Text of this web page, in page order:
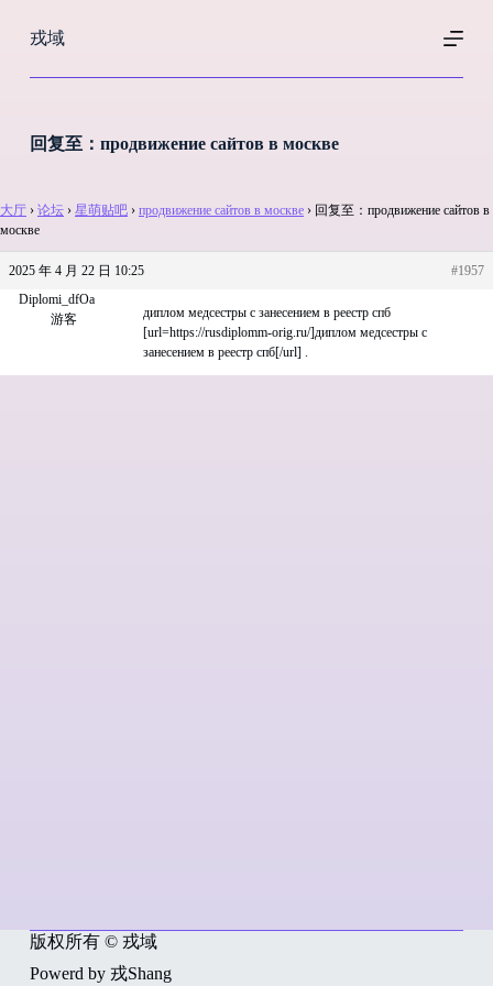
过
戎域
回复至：продвижение сайтов в москве
大厅 › 论坛 › 星萌贴吧 › продвижение сайтов в москве › 回复至：продвижение сайтов в
москве
2025 年 4 月 22 日 10:25
#1957
Diplomi_dfOa
游客
диплом медсестры с занесением в реестр спб
[url=https://rusdiplomm-orig.ru/]диплом медсестры с
занесением в реестр спб[/url] .
版权所有 © 戎域
Powerd by 戎Shang